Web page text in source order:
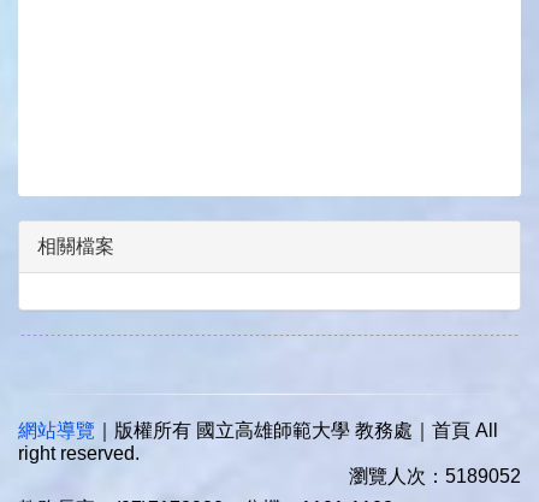
相關檔案
網站導覽 ｜版權所有 國立高雄師範大學 教務處｜首頁 All
right reserved.
瀏覽人次：5189052